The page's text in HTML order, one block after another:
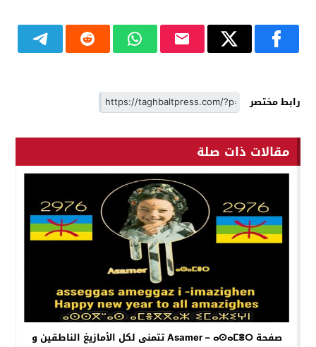
رابط مختصر
مقالات ذات صلة
صفحة Asamer – ⴰⵙⴰⵎⴻⵔ تتمنى لكل الأمازيغ الناطقين و